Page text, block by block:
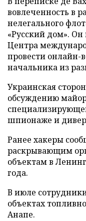
вовлеченность в
нелегального
«Русский дом».
Центра
провести онлайн-
начальника из
Украинская
обсуждению
шпионаже и
Ранее хакеры
раскрывающим
объектам в
года.
В июле
объектах
Анапе.